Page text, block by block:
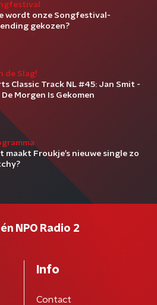
wordt onze Songfestival-
gekozen?
de Slag!
Classic Track NL #45: Jan Smit -
De Morgen Is Gekomen
maakt Froukje’s nieuwe single zo
NPO Radio 2
Info
Contact